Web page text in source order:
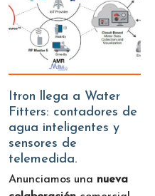
Itron llega a Water
Fitters: contadores de
agua inteligentes y
sensores de
telemedida.
Anunciamos una nueva